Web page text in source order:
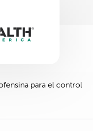
para el control